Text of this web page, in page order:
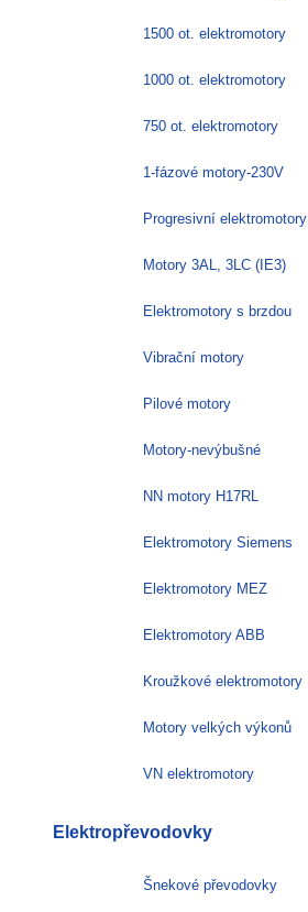
1500 ot. elektromotory
1000 ot. elektromotory
750 ot. elektromotory
1-fázové motory-230V
Progresivní elektromotory
Motory 3AL, 3LC (IE3)
Elektromotory s brzdou
Vibrační motory
Pilové motory
Motory-nevýbušné
NN motory H17RL
Elektromotory Siemens
Elektromotory MEZ
Elektromotory ABB
Kroužkové elektromotory
Motory velkých výkonů
VN elektromotory
Elektropřevodovky
Šnekové převodovky